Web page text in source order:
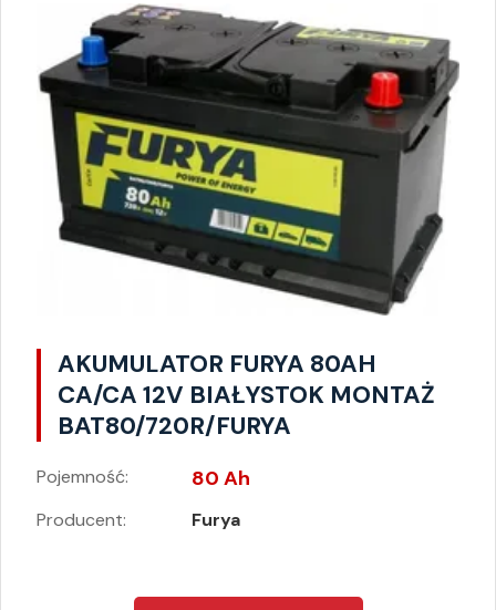
AKUMULATOR FURYA 80AH
CA/CA 12V BIAŁYSTOK MONTAŻ
BAT80/720R/FURYA
Pojemność: 80 Ah
Producent: Furya